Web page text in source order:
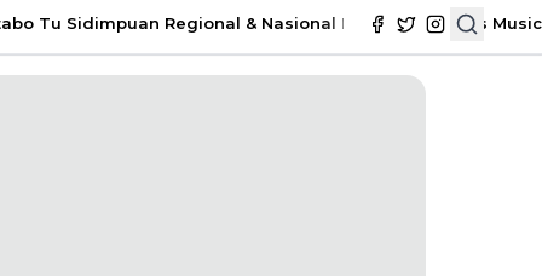
Tu Sidimpuan Regional & Nasional Ekonomi & Bisnis Music